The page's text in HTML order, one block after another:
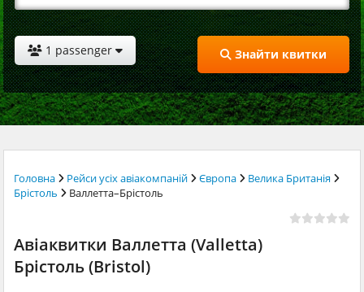
1 passenger Знайти квитки
Головна Рейси усіх авіакомпаній Європа
Велика Британія
Брістоль
Валлетта–Брістоль
Авіаквитки Валлетта (Valletta)
Брістоль (Bristol)